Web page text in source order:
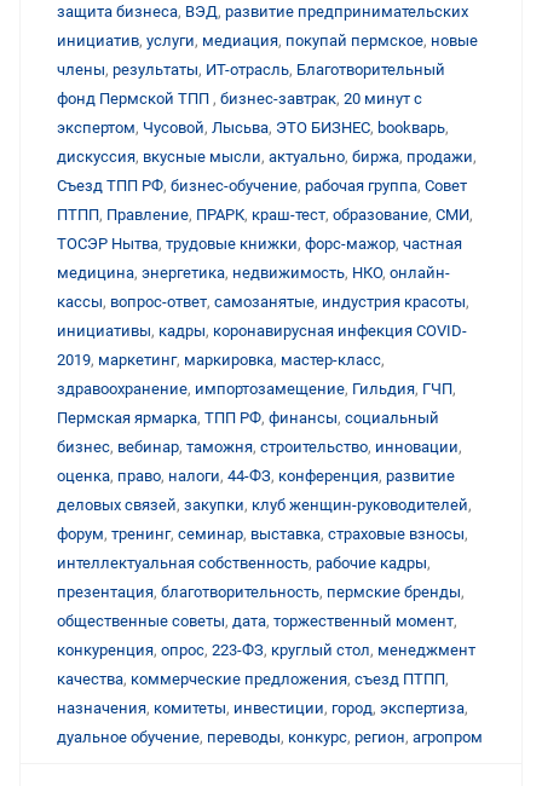
защита бизнеса, ВЭД, развитие предпринимательских
инициатив, услуги, медиация, покупай пермское, новые
члены, результаты, ИТ-отрасль, Благотворительный
фонд Пермской ТПП , бизнес-завтрак, 20 минут с
экспертом, Чусовой, Лысьва, ЭТО БИЗНЕС, bookварь,
дискуссия, вкусные мысли, актуально, биржа, продажи,
Съезд ТПП РФ, бизнес-обучение, рабочая группа, Совет
ПТПП, Правление, ПРАРК, краш-тест, образование, СМИ,
ТОСЭР Нытва, трудовые книжки, форс-мажор, частная
медицина, энергетика, недвижимость, НКО, онлайн-
кассы, вопрос-ответ, самозанятые, индустрия красоты,
инициативы, кадры, коронавирусная инфекция COVID-
2019, маркетинг, маркировка, мастер-класс,
здравоохранение, импортозамещение, Гильдия, ГЧП,
Пермская ярмарка, ТПП РФ, финансы, социальный
бизнес, вебинар, таможня, строительство, инновации,
оценка, право, налоги, 44-ФЗ, конференция, развитие
деловых связей, закупки, клуб женщин-руководителей,
форум, тренинг, семинар, выставка, страховые взносы,
интеллектуальная собственность, рабочие кадры,
презентация, благотворительность, пермские бренды,
общественные советы, дата, торжественный момент,
конкуренция, опрос, 223-ФЗ, круглый стол, менеджмент
качества, коммерческие предложения, съезд ПТПП,
назначения, комитеты, инвестиции, город, экспертиза,
дуальное обучение, переводы, конкурс, регион, агропром